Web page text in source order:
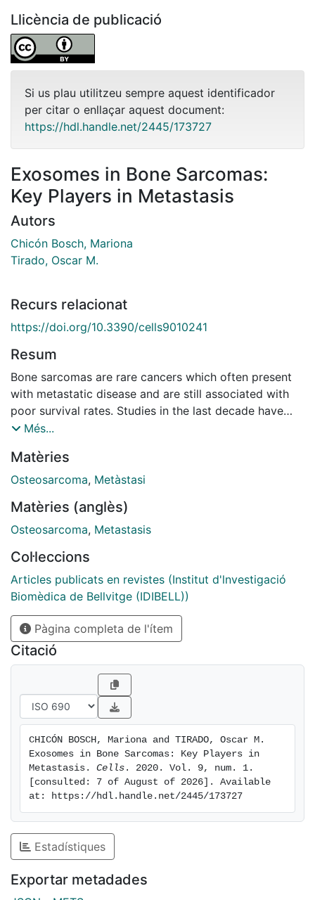
Llicència de publicació
Si us plau utilitzeu sempre aquest identificador
per citar o enllaçar aquest document:
https://hdl.handle.net/2445/173727
Exosomes in Bone Sarcomas:
Key Players in Metastasis
Autors
Chicón Bosch, Mariona
Tirado, Oscar M.
Recurs relacionat
https://doi.org/10.3390/cells9010241
Resum
Bone sarcomas are rare cancers which often present
with metastatic disease and are still associated with
poor survival rates. Studies in the last decade have
identified that exosomes, a type of extracellular
tumour progression and dissemination. Through the
transfer of their cargo (RNAs, proteins, and lipids)
and can induce changes in cellular behaviour.
Exosomes have been shown to be important in
and vascular permeability, the education of cells
towards a pro-metastatic phenotype or the interaction
between stromal and tumour cells. Due to the
importance exosomes have in disease progression and
the high incidence of metastasis in bone sarcomas,
recent studies have evaluated the implications of
these extracellular vesicles in bone sarcomas. In this
review, we discuss the studies that evaluate the role of
exosomes in osteosarcoma, Ewing sarcoma, and
preliminary data on chondrosarcoma.
Més...
Matèries
Osteosarcoma, Metàstasi
Matèries (anglès)
Osteosarcoma, Metastasis
Col·leccions
Articles publicats en revistes (Institut d'lnvestigació
Biomèdica de Bellvitge (IDIBELL))
Pàgina completa de l'ítem
Citació
CHICÓN BOSCH, Mariona and TIRADO, Oscar M.
Exosomes in Bone Sarcomas: Key Players in
Metastasis. Cells . 2020. Vol. 9, num. 1.
[consulted: 7 of August of 2026]. Available
at: https://hdl.handle.net/2445/173727
Estadístiques
Exportar metadades